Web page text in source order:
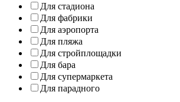
Для стадиона
Для фабрики
Для аэропорта
Для пляжа
Для стройплощадки
Для бара
Для супермаркета
Для парадного